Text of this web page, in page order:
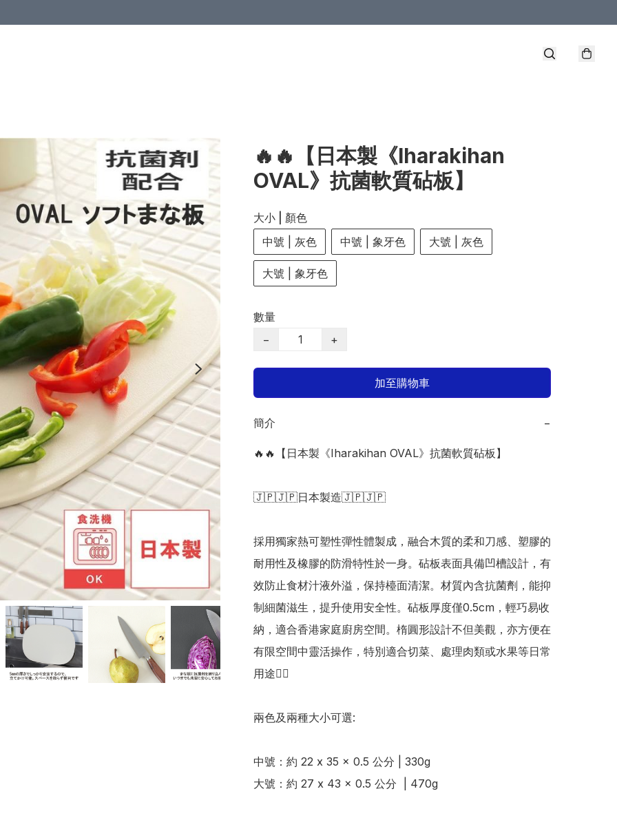
🔥🔥【日本製《Iharakihan
OVAL》抗菌軟質砧板】
大小 | 顏色
中號 | 灰色
中號 | 象牙色 大號 | 灰色
大號 | 象牙色
數量
−
+
加至購物車
簡介 −
🔥🔥【日本製《Iharakihan OVAL》抗菌軟質砧板】
🇯🇵🇯🇵日本製造🇯🇵🇯🇵
採用獨家熱可塑性彈性體製成，融合木質的柔和刀感、塑膠的
耐用性及橡膠的防滑特性於一身。砧板表面具備凹槽設計，有
效防止食材汁液外溢，保持檯面清潔。材質內含抗菌劑，能抑
制細菌滋生，提升使用安全性。砧板厚度僅0.5cm，輕巧易收
納，適合香港家庭廚房空間。楕圓形設計不但美觀，亦方便在
有限空間中靈活操作，特別適合切菜、處理肉類或水果等日常
用途👍🏻
兩色及兩種大小可選:
中號：約 22 x 35 x 0.5 公分 | 330g
大號：約 27 x 43 x 0.5 公分  | 470g